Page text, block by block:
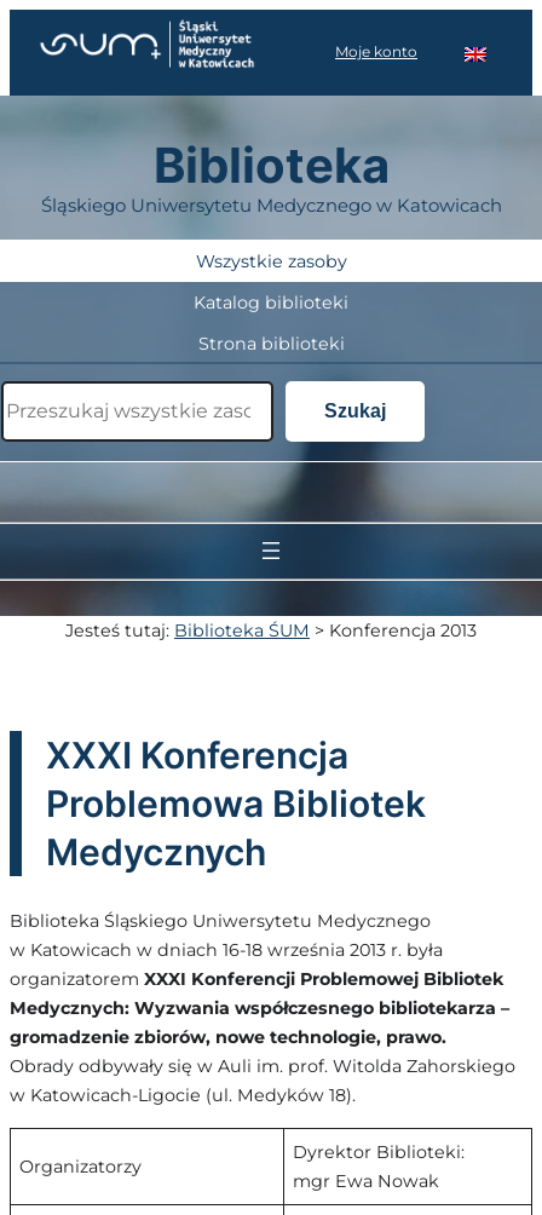
Moje konto
Biblioteka
Śląskiego Uniwersytetu Medycznego w Katowicach
Wszystkie zasoby
Katalog biblioteki
Strona biblioteki
Szukaj
Jesteś tutaj: Biblioteka ŚUM > Konferencja 2013
XXXI Konferencja
Problemowa Bibliotek
Medycznych
Biblioteka Śląskiego Uniwersytetu Medycznego
w Katowicach w dniach 16-18 września 2013 r. była
organizatorem XXXI Konferencji Problemowej Bibliotek
Medycznych: Wyzwania współczesnego bibliotekarza –
gromadzenie zbiorów, nowe technologie, prawo.
Obrady odbywały się w Auli im. prof. Witolda Zahorskiego
w Katowicach-Ligocie (ul. Medyków 18).
Organizatorzy
Dyrektor Biblioteki:
mgr Ewa Nowak